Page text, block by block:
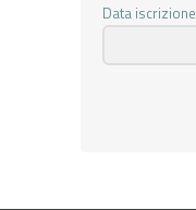
Data iscrizione